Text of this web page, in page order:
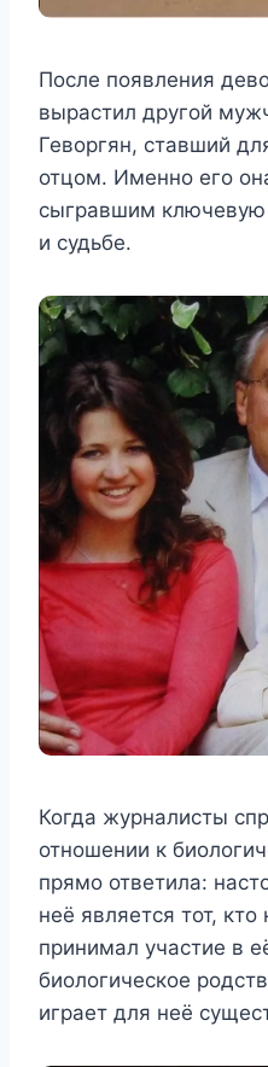
После появления
вырастил другой
Геворгян, ставший
отцом. Именно его
сыгравшим ключевую
и судьбе.
Когда журналисты
отношении к
прямо ответила:
неё является тот,
принимал участие в
биологическое
играет для неё